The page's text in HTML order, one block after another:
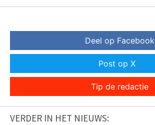
Deel op Facebook
Post op X
Tip de redactie
VERDER IN HET NIEUWS: